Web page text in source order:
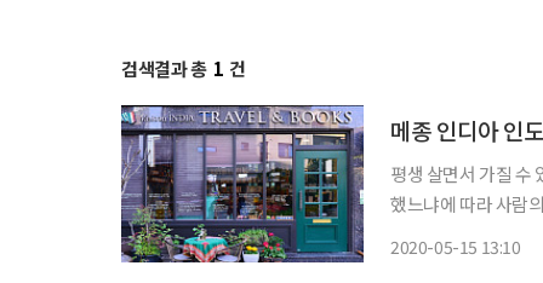
검색결과 총 1 건
메종 인디아 인
평생 살면서 가질 수
했느냐에 따라 사람
2020-05-15 13:10